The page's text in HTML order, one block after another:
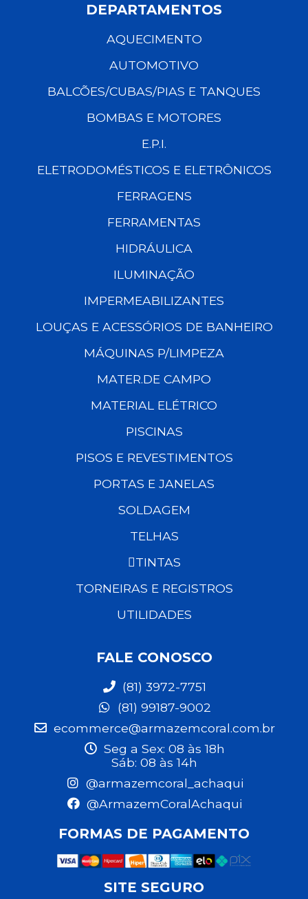
DEPARTAMENTOS
AQUECIMENTO
AUTOMOTIVO
BALCÕES/CUBAS/PIAS E TANQUES
BOMBAS E MOTORES
E.P.I.
ELETRODOMÉSTICOS E ELETRÔNICOS
FERRAGENS
FERRAMENTAS
HIDRÁULICA
ILUMINAÇÃO
IMPERMEABILIZANTES
LOUÇAS E ACESSÓRIOS DE BANHEIRO
MÁQUINAS P/LIMPEZA
MATER.DE CAMPO
MATERIAL ELÉTRICO
PISCINAS
PISOS E REVESTIMENTOS
PORTAS E JANELAS
SOLDAGEM
TELHAS
TINTAS
TORNEIRAS E REGISTROS
UTILIDADES
FALE CONOSCO
(81) 3972-7751
(81) 99187-9002
ecommerce@armazemcoral.com.br
Seg a Sex: 08 às 18h
Sáb: 08 às 14h
@armazemcoral_achaqui
@ArmazemCoralAchaqui
FORMAS DE PAGAMENTO
SITE SEGURO